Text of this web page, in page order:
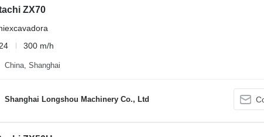
ZX70
300 m/h
China, Shanghai
Shanghai Longshou Machinery Co., Ltd